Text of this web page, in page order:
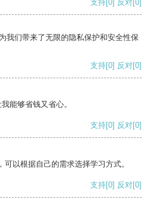
支持[0] 反对[0]
我们带来了无限的隐私保护和安全性保
支持[0] 反对[0]
能够省钱又省心。
支持[0] 反对[0]
以根据自己的需求选择学习方式。
支持[0] 反对[0]